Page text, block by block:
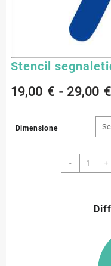
Stencil
19,00 € - 29,00 €
Dimensione
-
Stencil
quantità
+